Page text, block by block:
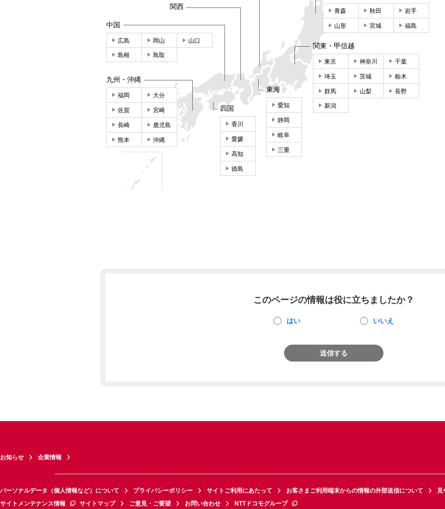
青森 秋田 岩手
山形 宮城 福島
関東・甲信越
東京 神奈川 千葉
埼玉 茨城 栃木
群馬 山梨 長野
新潟
東海
愛知
静岡
岐阜
三重
関西
中国
広島 岡山 山口
島根 鳥取
四国
香川
愛媛
高知
徳島
九州・沖縄
福岡 大分
佐賀 宮崎
長崎 鹿児島
熊本 沖縄
このページの情報は役に立ちましたか？
はい いいえ
送信する
お知らせ 企業情報
パーソナルデータ（個人情報など）について プライバシーポリシー サイトご利用にあたって お客さまご利用端末からの情報の外部送信について
見
サイトメンテナンス情報
サイトマップ ご意見・ご要望 お問い合わせ NTTドコモグループ